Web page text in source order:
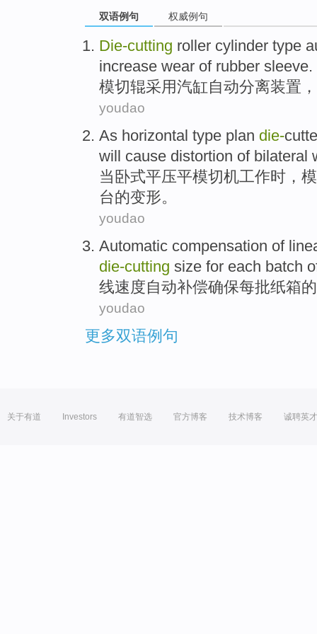
双语例句 权威例句
Die-cutting roller cylinder type
increase wear of rubber sleeve.
模切辊采用汽缸自动分离装置 ，
youdao
As horizontal type plan die-
will cause distortion of bilateral
当 卧式平压平模切机工作时，
台的变形。
youdao
Automatic compensation of
die-cutting size for each batch
线速度自动补偿确保每批纸箱的
youdao
更多双语例句
关于有道 Investors 有道智选 官方博客 技术博客 诚聘英才